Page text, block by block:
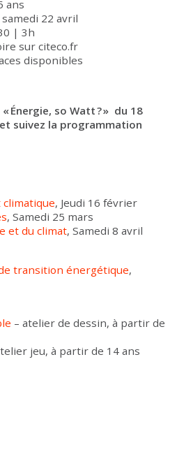
ans
22 avril
| 3h
sur citeco.fr
disponibles
Énergie, so Watt ? » du 18
suivez la programmation
climatique, Jeudi 16 février
, Samedi 25 mars
et du climat, Samedi 8 avril
transition énergétique,
– atelier de dessin, à partir de
jeu, à partir de 14 ans